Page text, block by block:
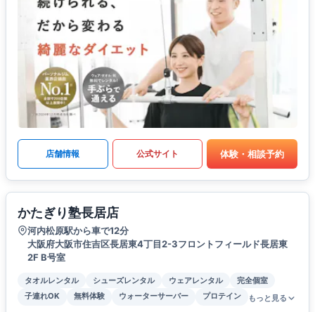
店舗情報 公式サイト 体験・相談予約
かたぎり塾長居店
河内松原駅から車で12分
大阪府大阪市住吉区長居東4丁目2-3フロントフィールド長居東
2F B号室
タオルレンタル シューズレンタル ウェアレンタル
完全個室
子連れOK
無料体験 ウォーターサーバー プロテイン もっと見る